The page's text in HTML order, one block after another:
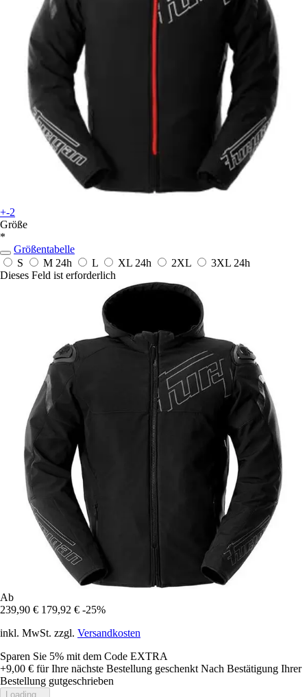
+-2
Größe
*
Größentabelle
S
M 24h L XL 24h 2XL 3XL 24h
Dieses Feld ist erforderlich
Ab
239,90 € 179,92 € -25%
inkl. MwSt. zzgl. Versandkosten
Sparen Sie 5% mit dem Code EXTRA
+9,00 € für Ihre nächste Bestellung geschenkt Nach Bestätigung Ihrer
Bestellung gutgeschrieben
Loading...